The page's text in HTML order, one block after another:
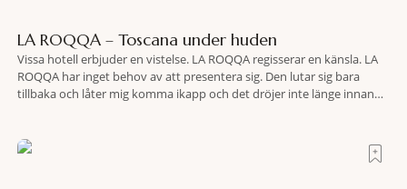
LA ROQQA – Toscana under huden
Vissa hotell erbjuder en vistelse. LA ROQQA regisserar en känsla. LA
ROQQA har inget behov av att presentera sig. Den lutar sig bara
tillbaka och låter mig komma ikapp och det dröjer inte länge innan